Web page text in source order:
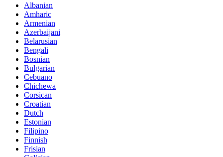
Albanian
Amharic
Armenian
Azerbaijani
Belarusian
Bengali
Bosnian
Bulgarian
Cebuano
Chichewa
Corsican
Croatian
Dutch
Estonian
Filipino
Finnish
Frisian